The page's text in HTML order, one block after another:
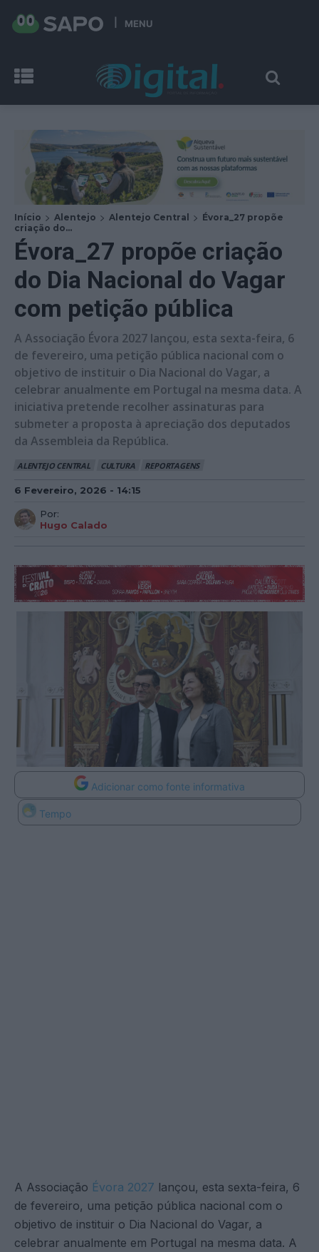
MENU
Início Alentejo Alentejo Central
Évora_27 propõe
criação do...
Évora_27 propõe criação
do Dia Nacional do Vagar
com petição pública
A Associação Évora 2027 lançou, esta sexta-feira, 6
de fevereiro, uma petição pública nacional com o
objetivo de instituir o Dia Nacional do Vagar, a
celebrar anualmente em Portugal na mesma data. A
iniciativa pretende recolher assinaturas para
submeter a proposta à apreciação dos deputados
da Assembleia da República.
ALENTEJO CENTRAL CULTURA REPORTAGENS
6 Fevereiro, 2026 - 14:15
Por:
Hugo Calado
Adicionar como fonte informativa
Tempo
A Associação Évora 2027 lançou, esta sexta-feira, 6
de fevereiro, uma petição pública nacional com o
objetivo de instituir o Dia Nacional do Vagar, a
celebrar anualmente em Portugal na mesma data. A